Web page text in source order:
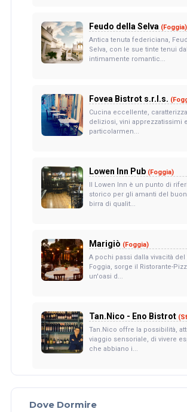
Feudo della Selva (Foggia)
Antica tenuta federiciana,
Selva, con le sue tinte tenui
intimamente romantic...
Fovea Bistrot s.r.l.s.
Cucina eccellente,
deliziosi, vini apprezzatissimi
particolarmen...
Lowen Inn Pub (Foggia)
Il Lowen Inn è un punto di
storico per gli amanti del
birra di qualit...
Marigiò (Foggia)
A pochi passi dalla vivacità
Foggia, sorge il Ristorante-
un'oasi d...
Tan.Nico - Eno Bistrot
Tan.Nico offre la possibilità,
viaggio sensoriale, di vivere
che abbiano i...
Dove Dormire